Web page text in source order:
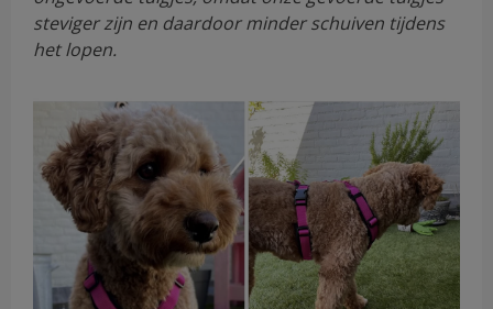
steviger zijn en daardoor minder schuiven tijdens
het lopen.